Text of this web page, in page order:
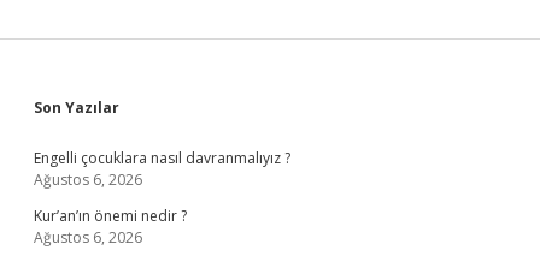
Sidebar
Son Yazılar
Engelli çocuklara nasıl davranmalıyız ?
Ağustos 6, 2026
Kur’an’ın önemi nedir ?
Ağustos 6, 2026